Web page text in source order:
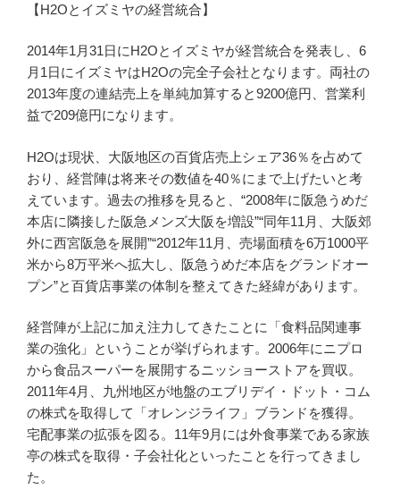
【H2Oとイズミヤの経営統合】
2014年1月31日にH2Oとイズミヤが経営統合を発表し、6
月1日にイズミヤはH2Oの完全子会社となります。両社の
2013年度の連結売上を単純加算すると9200億円、営業利
益で209億円になります。
H2Oは現状、大阪地区の百貨店売上シェア36％を占めて
おり、経営陣は将来その数値を40％にまで上げたいと考
えています。過去の推移を見ると、“2008年に阪急うめだ
本店に隣接した阪急メンズ大阪を増設”“同年11月、大阪郊
外に西宮阪急を展開”“2012年11月、売場面積を6万1000平
米から8万平米へ拡大し、阪急うめだ本店をグランドオー
プン”と百貨店事業の体制を整えてきた経緯があります。
経営陣が上記に加え注力してきたことに「食料品関連事
業の強化」ということが挙げられます。2006年にニプロ
から食品スーパーを展開するニッショーストアを買収。
2011年4月、九州地区が地盤のエブリデイ・ドット・コム
の株式を取得して「オレンジライフ」ブランドを獲得。
宅配事業の拡張を図る。11年9月には外食事業である家族
亭の株式を取得・子会社化といったことを行ってきまし
た。